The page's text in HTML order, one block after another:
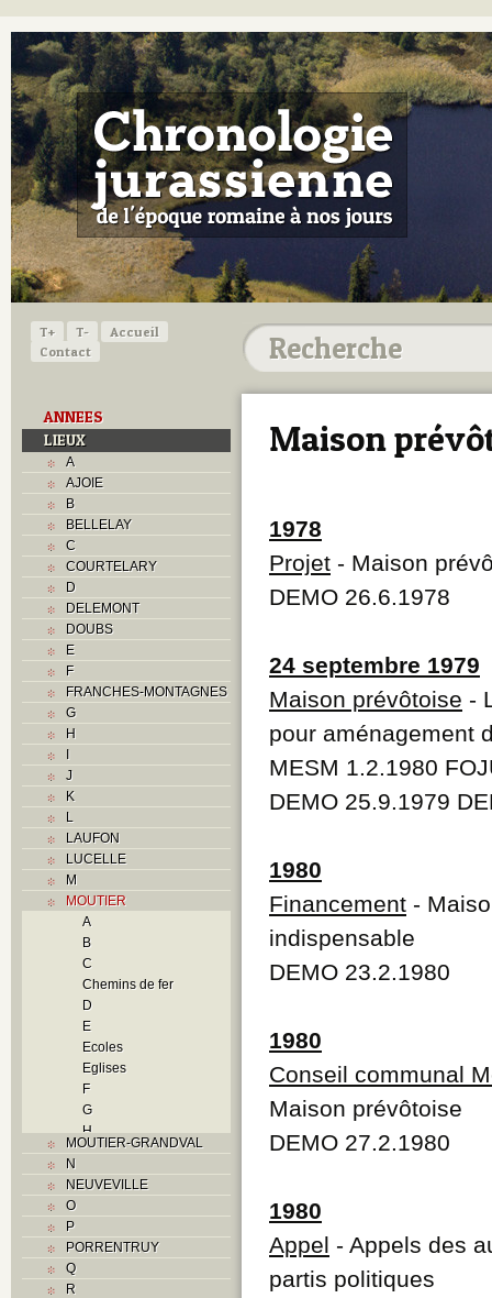
T+ T-
Accueil
Contact
ANNEES
LIEUX
A
AJOIE
B
BELLELAY
C
COURTELARY
D
DELEMONT
DOUBS
E
F
FRANCHES-MONTAGNES
G
H
I
J
K
L
LAUFON
LUCELLE
M
MOUTIER
A
B
C
Chemins de fer
D
E
Ecoles
Eglises
F
G
H
Histoire
Industrie
M
MOUTIER-GRANDVAL
N
NEUVEVILLE
O
P
PORRENTRUY
Q
R
Maison
1978
Projet - Maison
DEMO 26.6.1978
24 septembre 1979
Maison prévôtoise -
pour aménagement
MESM 1.2.1980
DEMO 25.9.1979
1980
Financement -
indispensable
DEMO 23.2.1980
1980
Conseil communal
Maison prévôtoise
DEMO 27.2.1980
1980
Appel - Appels des
partis politiques